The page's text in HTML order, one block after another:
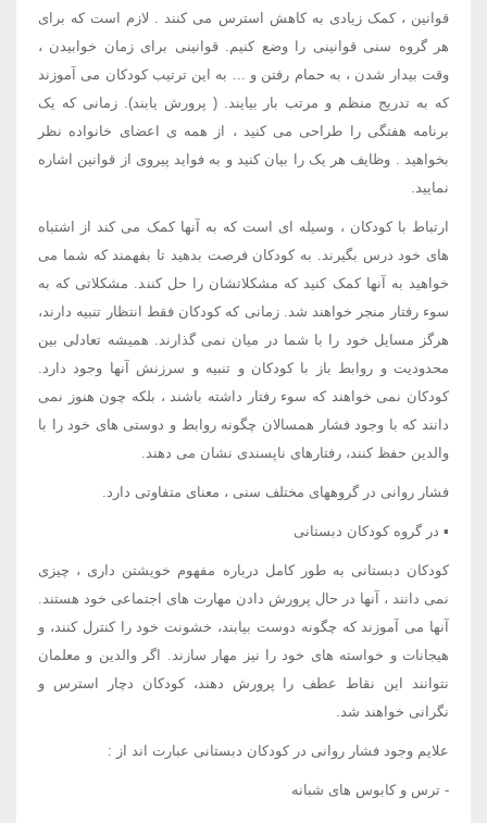
قوانین ، کمک زیادی به کاهش استرس می کنند . لازم است که برای
هر گروه سنی قوانینی را وضع کنیم. قوانینی برای زمان خوابیدن ،
وقت بیدار شدن ، به حمام رفتن و ... به این ترتیب کودکان می آموزند
که به تدریج منظم و مرتب بار بیایند. ( پرورش یابند). زمانی که یک
برنامه هفتگی را طراحی می کنید ، از همه ی اعضای خانواده نظر
بخواهید . وظایف هر یک را بیان کنید و به فواید پیروی از قوانین اشاره
نمایید.
ارتباط با کودکان ، وسیله ای است که به آنها کمک می کند از اشتباه
های خود درس بگیرند. به کودکان فرصت بدهید تا بفهمند که شما می
خواهید به آنها کمک کنید که مشکلاتشان را حل کنند. مشکلاتی که به
سوء رفتار منجر خواهند شد. زمانی که کودکان فقط انتظار تنبیه دارند،
هرگز مسایل خود را با شما در میان نمی گذارند. همیشه تعادلی بین
محدودیت و روابط باز با کودکان و تنبیه و سرزنش آنها وجود دارد.
کودکان نمی خواهند که سوء رفتار داشته باشند ، بلکه چون هنوز نمی
دانند که با وجود فشار همسالان چگونه روابط و دوستی های خود را با
والدین حفظ کنند، رفتارهای ناپسندی نشان می دهند.
فشار روانی در گروههای مختلف سنی ، معنای متفاوتی دارد.
▪ در گروه کودکان دبستانی
کودکان دبستانی به طور کامل درباره مفهوم خویشتن داری ، چیزی
نمی دانند ، آنها در حال پرورش دادن مهارت های اجتماعی خود هستند.
آنها می آموزند که چگونه دوست بیابند، خشونت خود را کنترل کنند، و
هیجانات و خواسته های خود را نیز مهار سازند. اگر والدین و معلمان
نتوانند این نقاط عطف را پرورش دهند، کودکان دچار استرس و
نگرانی خواهند شد.
علایم وجود فشار روانی در کودکان دبستانی عبارت اند از :
- ترس و کابوس های شبانه